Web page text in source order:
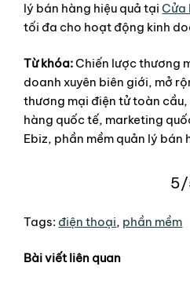
lý bán hàng hiệu quả tạiCửa
tối đa cho hoạt động kinh
Từ khóa:Chiến lược thương
doanh xuyên biên giới, mở
thương mại điện tử toàn
hàng quốc tế, marketing
Ebiz, phần mềm quản lý bán
5/
Tags: điện thoại, phần mềm
Bài viết liên quan